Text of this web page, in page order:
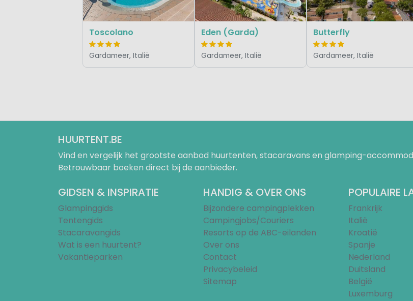
Toscolano
Gardameer, Italië
Eden (Garda)
Gardameer, Italië
Butterfly
Gardameer, Italië
HUURTENT.BE
Vind en vergelijk het grootste aanbod huurtenten, stacaravans en glamping-
Betrouwbaar boeken direct bij de aanbieder.
GIDSEN & INSPIRATIE
Glampinggids
Tentengids
Stacaravangids
Wat is een huurtent?
Vakantieparken
HANDIG & OVER ONS
Bijzondere campingplekken
Campingjobs/Couriers
Resorts op de ABC-eilanden
Over ons
Contact
Privacybeleid
Sitemap
POPULAIRE
Frankrijk
Italië
Kroatië
Spanje
Nederland
Duitsland
België
Luxemburg